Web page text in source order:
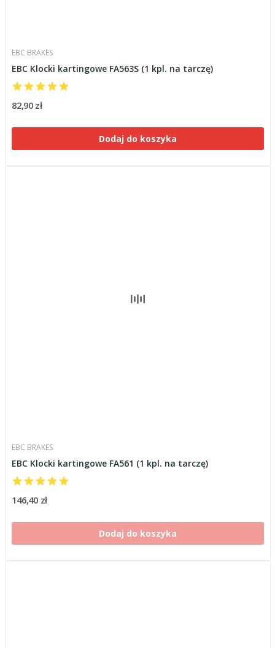
EBC BRAKES
EBC Klocki kartingowe FA563S (1 kpl. na tarczę)
82,90 zł
Dodaj do koszyka
EBC BRAKES
EBC Klocki kartingowe FA561 (1 kpl. na tarczę)
146,40 zł
Dodaj do koszyka